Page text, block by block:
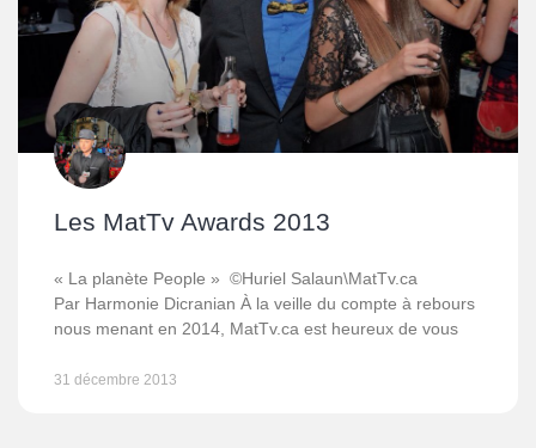
Les MatTv Awards 2013
« La planète People » ©Huriel Salaun\MatTv.ca
Par Harmonie Dicranian À la veille du compte à rebours
nous menant en 2014, MatTv.ca est heureux de vous
31 décembre 2013